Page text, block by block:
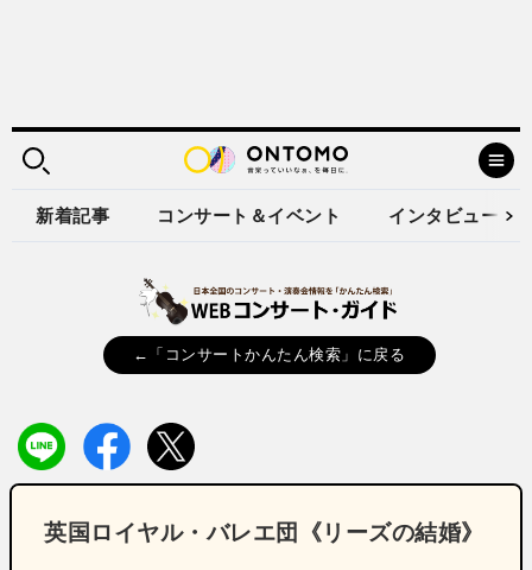
新着記事 コンサート＆イベント インタビュー
←「コンサートかんたん検索」に戻る
英国ロイヤル・バレエ団《リーズの結婚》